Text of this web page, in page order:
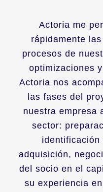
Actoria me
rápidamente
procesos de
optimizaciones
Actoria nos
las fases del
nuestra empresa
sector:
identificación
adquisición,
del socio en el
su experiencia